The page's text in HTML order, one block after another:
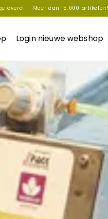
Meer dan 15.000 artikelen!
Login nieuwe webshop